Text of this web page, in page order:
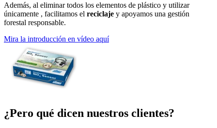
Además, al eliminar todos los elementos de plástico y utilizar
únicamente , facilitamos el reciclaje y apoyamos una gestión
forestal responsable.
Mira la introducción en vídeo aquí
¿Pero qué dicen nuestros clientes?